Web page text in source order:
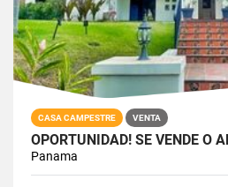
CASA CAMPESTRE VENTA
Panama